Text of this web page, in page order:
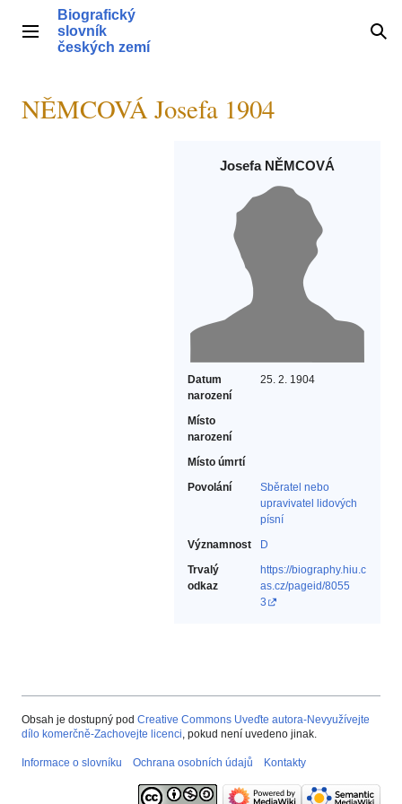
obsahHlavní menu
Biografický
slovník
českých zemí
NĚMCOVÁ Josefa 1904
Josefa NĚMCOVÁ
Datum
narození
25. 2. 1904
Místo
narození
Místo úmrtí
Povolání
Sběratel nebo
upravivatel lidových
písní‎
Významnost
D
Trvalý
odkaz
https://biography.hiu.c
as.cz/pageid/8055
3
Obsah je dostupný pod Creative Commons Uveďte autora-Nevyužívejte
dílo komerčně-Zachovejte licenci, pokud není uvedeno jinak.
Informace o slovníku Ochrana osobních údajů Kontakty